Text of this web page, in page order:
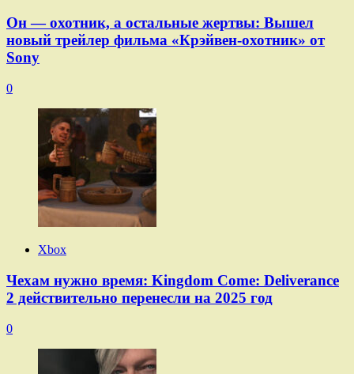
Он — охотник, а остальные жертвы: Вышел
новый трейлер фильма «Крэйвен-охотник» от
Sony
0
Xbox
Чехам нужно время: Kingdom Come: Deliverance
2 действительно перенесли на 2025 год
0